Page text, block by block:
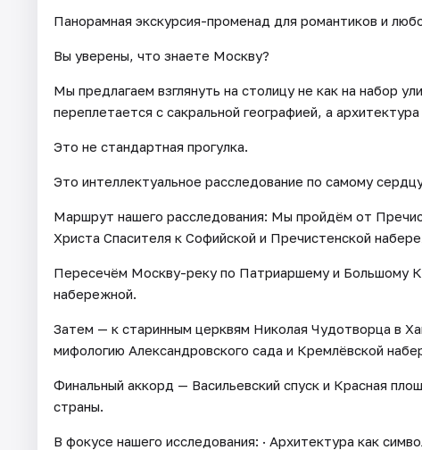
Панорамная экскурсия-променад для романтиков и
Вы уверены, что знаете Москву?
Мы предлагаем взглянуть на столицу не как на набор
переплетается с сакральной географией, а
Это не стандартная прогулка.
Это интеллектуальное расследование по самому
Маршрут нашего расследования: Мы пройдём от
Христа Спасителя к Софийской и Пречистенской
Пересечём Москву-реку по Патриаршему и Большому
набережной.
Затем — к старинным церквям Николая Чудотворца в
мифологию Александровского сада и Кремлёвской
Финальный аккорд — Васильевский спуск и Красная
страны.
В фокусе нашего исследования: · Архитектура как